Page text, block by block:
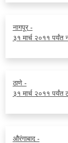
नागपूर -
३१ मार्च २०११ पर्यंत
ठाणे -
३१ मार्च २०११ पर्यंत
औरंगाबाद -